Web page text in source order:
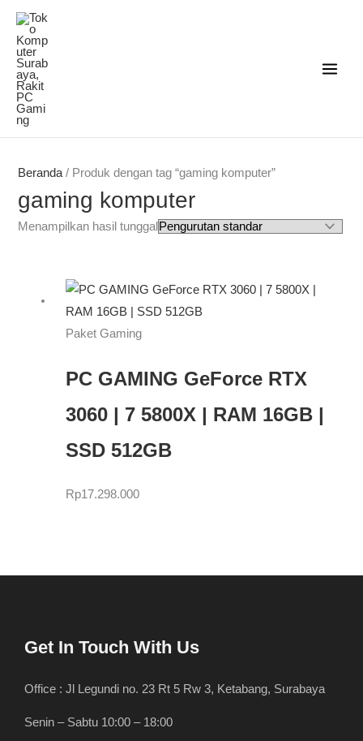
Lewati
konten
Beranda / Produk dengan tag “gaming komputer”
gaming komputer
Menampilkan hasil tunggal
Paket Gaming
PC GAMING GeForce RTX
3060 | 7 5800X | RAM 16GB |
SSD 512GB
Rp17.298.000
Get In Touch With Us
Office : Jl Legundi no. 23 Rt 5 Rw 3, Ketabang, Surabaya
Senin – Sabtu 10:00 – 18:00